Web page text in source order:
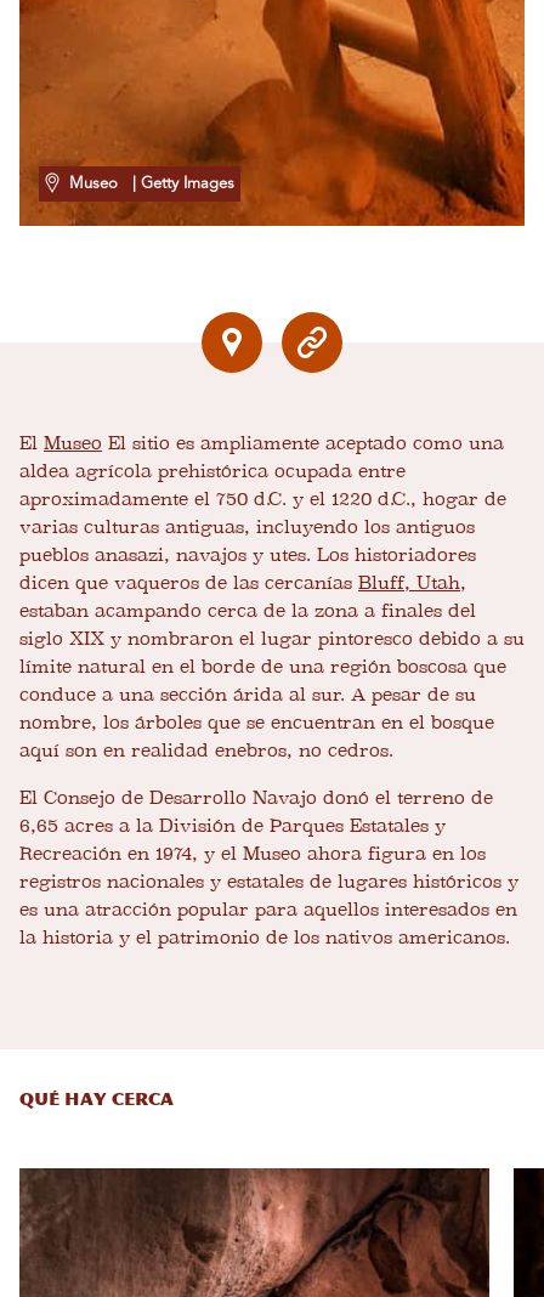
Museo | Getty Images
El Museo El sitio es ampliamente aceptado como una
aldea agrícola prehistórica ocupada entre
aproximadamente el 750 d.C. y el 1220 d.C., hogar de
varias culturas antiguas, incluyendo los antiguos
pueblos anasazi, navajos y utes. Los historiadores
dicen que vaqueros de las cercanías Bluff, Utah,
estaban acampando cerca de la zona a finales del
siglo XIX y nombraron el lugar pintoresco debido a su
límite natural en el borde de una región boscosa que
conduce a una sección árida al sur. A pesar de su
nombre, los árboles que se encuentran en el bosque
aquí son en realidad enebros, no cedros.
El Consejo de Desarrollo Navajo donó el terreno de
6,65 acres a la División de Parques Estatales y
Recreación en 1974, y el Museo ahora figura en los
registros nacionales y estatales de lugares históricos y
es una atracción popular para aquellos interesados ​​en
la historia y el patrimonio de los nativos americanos.
QUÉ HAY CERCA